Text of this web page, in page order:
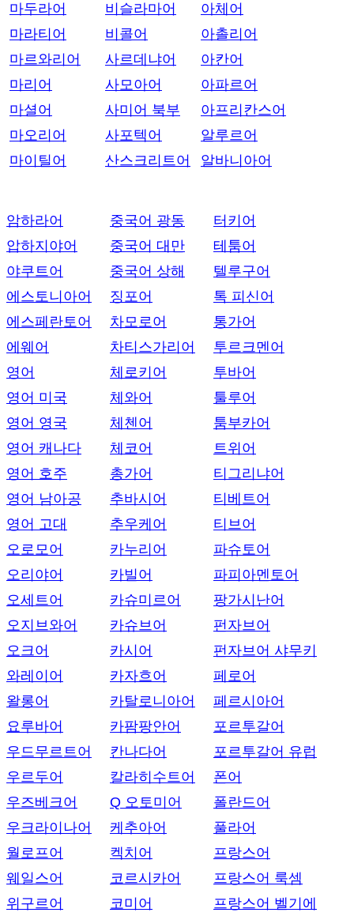
마두라어
마라티어
마르와리어
마리어
마셜어
마오리어
마이틸어
비슬라마어
비콜어
사르데냐어
사모아어
사미어 북부
사포텍어
산스크리트어
아체어
아촐리어
아칸어
아파르어
아프리칸스어
알루르어
알바니아어
암하라어
압하지야어
야쿠트어
에스토니아어
에스페란토어
에웨어
영어
영어 미국
영어 영국
영어 캐나다
영어 호주
영어 남아공
영어 고대
오로모어
오리야어
오세트어
오지브와어
오크어
와레이어
왈롱어
요루바어
우드무르트어
우르두어
우즈베크어
우크라이나어
월로프어
웨일스어
위구르어
중국어 광동
중국어 대만
중국어 상해
징포어
차모로어
차티스가리어
체로키어
체와어
체첸어
체코어
총가어
추바시어
추우케어
카누리어
카빌어
카슈미르어
카슈브어
카시어
카자흐어
카탈로니아어
카팜팡안어
칸나다어
칼라히수트어
Q 오토미어
케추아어
켁치어
코르시카어
코미어
터키어
테툼어
텔루구어
톡 피신어
통가어
투르크멘어
투바어
툴루어
툼부카어
트위어
티그리냐어
티베트어
티브어
파슈토어
파피아멘토어
팡가시난어
펀자브어
펀자브어 샤무키
페로어
페르시아어
포르투갈어
포르투갈어 유럽
폰어
폴란드어
풀라어
프랑스어
프랑스어 룩셈
프랑스어 벨기에